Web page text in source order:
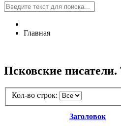
Главная
Псковские писатели.
Кол-во строк:
Заголовок